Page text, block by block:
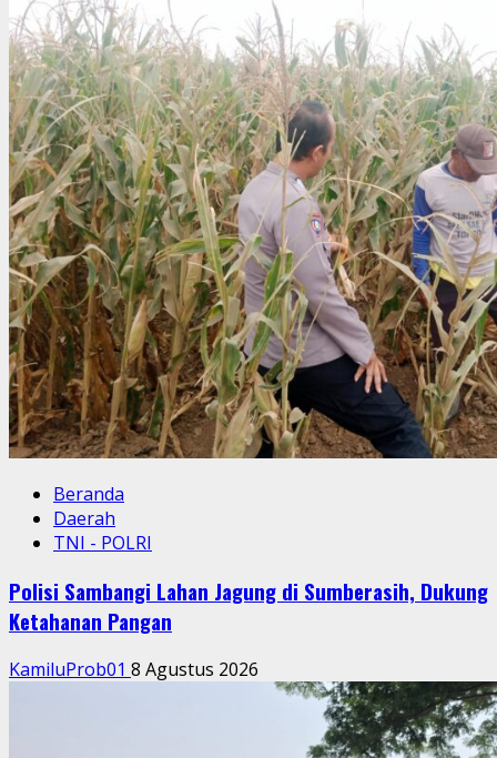
Beranda
Daerah
TNI - POLRI
Polisi Sambangi Lahan Jagung di Sumberasih, Dukung
Ketahanan Pangan
KamiluProb01 8 Agustus 2026